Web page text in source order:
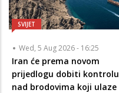
SVIJET
Wed, 5 Aug 2026 - 16:25
Iran će prema novom
prijedlogu dobiti kontrolu
nad brodovima koji ulaze